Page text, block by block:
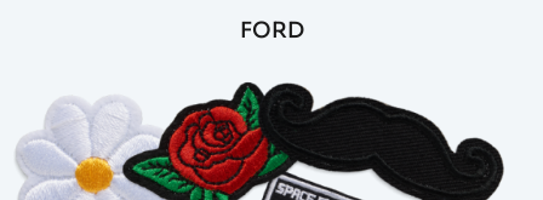
FORD